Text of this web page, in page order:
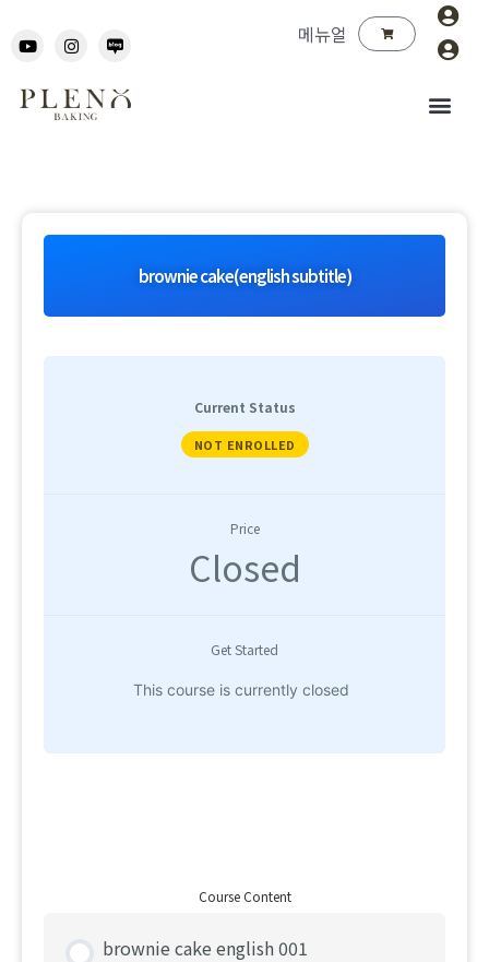
메뉴얼
brownie cake(english subtitle)
Current Status
NOT ENROLLED
Price
Closed
Get Started
This course is currently closed
Course Content
brownie cake english 001